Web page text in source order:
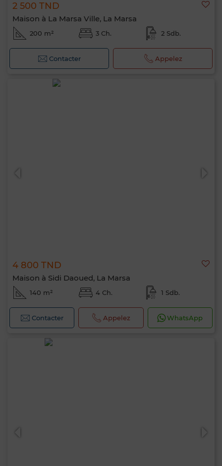
2 500 TND
Maison à La Marsa Ville, La Marsa
200 m² 3 Ch. 2 Sdb.
Contacter Appelez
4 800 TND
Maison à Sidi Daoued, La Marsa
140 m² 4 Ch. 1 Sdb.
Contacter Appelez WhatsApp